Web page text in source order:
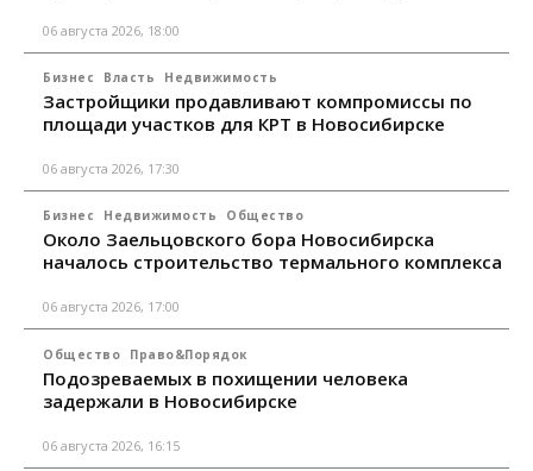
06 августа 2026, 18:00
Бизнес Власть Недвижимость
Застройщики продавливают компромиссы по
площади участков для КРТ в Новосибирске
06 августа 2026, 17:30
Бизнес Недвижимость Общество
Около Заельцовского бора Новосибирска
началось строительство термального комплекса
06 августа 2026, 17:00
Общество Право&Порядок
Подозреваемых в похищении человека
задержали в Новосибирске
06 августа 2026, 16:15